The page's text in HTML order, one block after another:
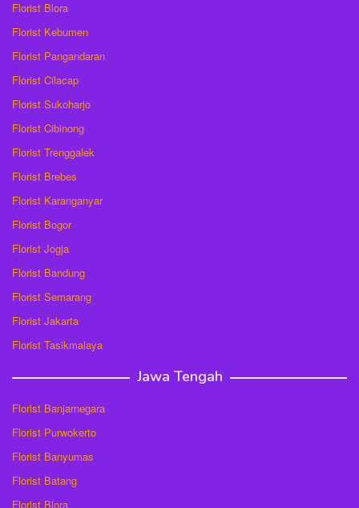
Florist Blora
Florist Kebumen
Florist Pangandaran
Florist Cilacap
Florist Sukoharjo
Florist Cibinong
Florist Trenggalek
Florist Brebes
Florist Karanganyar
Florist Bogor
Florist Jogja
Florist Bandung
Florist Semarang
Florist Jakarta
Florist Tasikmalaya
Jawa Tengah
Florist Banjarnegara
Florist Purwokerto
Florist Banyumas
Florist Batang
Florist Blora